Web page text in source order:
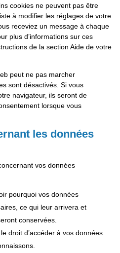
cookies ne peuvent pas être
à modifier les réglages de votre
receviez un message à chaque
plus d’informations sur ces
de la section Aide de votre
peut ne pas marcher
sont désactivés. Si vous
navigateur, ils seront de
lorsque vous
les données
vos données
pourquoi vos données
ce qui leur arrivera et
conservées.
droit d’accéder à vos données